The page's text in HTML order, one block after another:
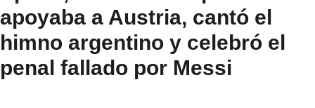
apoyaba a Austria, cantó el
himno argentino y celebró el
penal fallado por Messi